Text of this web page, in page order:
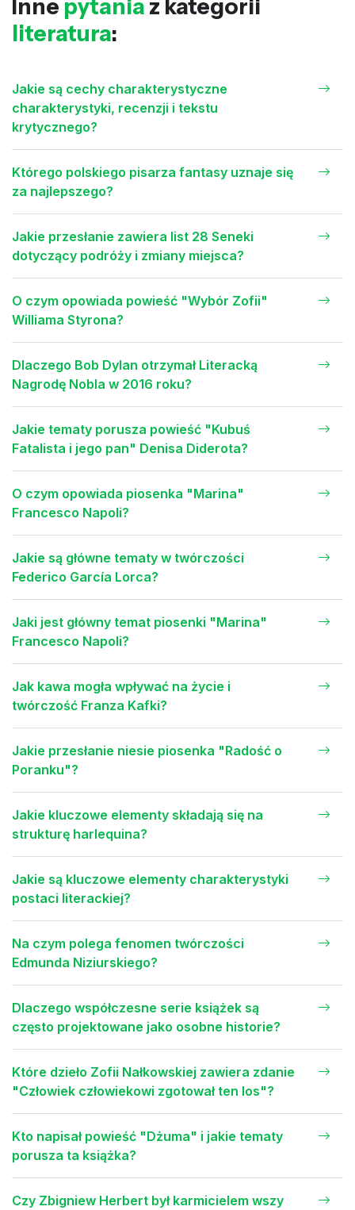
Inne pytania z kategorii
literatura:
Jakie są cechy charakterystyczne
charakterystyki, recenzji i tekstu
krytycznego?
Którego polskiego pisarza fantasy uznaje się
za najlepszego?
Jakie przesłanie zawiera list 28 Seneki
dotyczący podróży i zmiany miejsca?
O czym opowiada powieść "Wybór Zofii"
Williama Styrona?
Dlaczego Bob Dylan otrzymał Literacką
Nagrodę Nobla w 2016 roku?
Jakie tematy porusza powieść "Kubuś
Fatalista i jego pan" Denisa Diderota?
O czym opowiada piosenka "Marina"
Francesco Napoli?
Jakie są główne tematy w twórczości
Federico García Lorca?
Jaki jest główny temat piosenki "Marina"
Francesco Napoli?
Jak kawa mogła wpływać na życie i
twórczość Franza Kafki?
Jakie przesłanie niesie piosenka "Radość o
Poranku"?
Jakie kluczowe elementy składają się na
strukturę harlequina?
Jakie są kluczowe elementy charakterystyki
postaci literackiej?
Na czym polega fenomen twórczości
Edmunda Niziurskiego?
Dlaczego współczesne serie książek są
często projektowane jako osobne historie?
Które dzieło Zofii Nałkowskiej zawiera zdanie
"Człowiek człowiekowi zgotował ten los"?
Kto napisał powieść "Dżuma" i jakie tematy
porusza ta książka?
Czy Zbigniew Herbert był karmicielem wszy